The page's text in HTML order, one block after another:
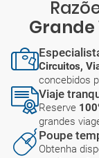
Circuitos,
concebidos
Viaje
Reserve
grandes
Poupe
Obtenha